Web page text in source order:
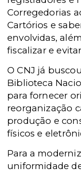
Corregedorias
Cartórios e
envolvidas,
fiscalizar e
O CNJ já
Biblioteca
para fornecer
reorganização
produção e
físicos e
Para a
uniformidade